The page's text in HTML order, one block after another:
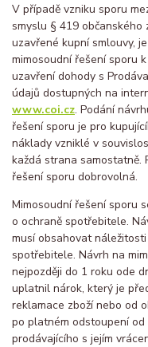
V případě vzniku sporu
smyslu § 419 občanského
uzavřené kupní smlouvy,
mimosoudní řešení sporu
uzavření dohody s
údajů dostupných na
www.coi.cz. Podání
řešení sporu je pro
náklady vzniklé v
každá strana samostatně.
řešení sporu dobrovolná.
Mimosoudní řešení sporu
o ochraně spotřebitele.
musí obsahovat
spotřebitele. Návrh na
nejpozději do 1 roku ode
uplatnil nárok, který je
reklamace zboží nebo od
po platném odstoupení
prodávajícího s jejím